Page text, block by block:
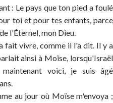
: Le pays que ton pied a foulé
toi et pour tes enfants, parce
l'Éternel, mon Dieu.
fait vivre, comme il l'a dit. Il y a
ainsi à Moïse, lorsqu'Israël
voici, je suis âgé
au jour où Moïse m'envoya ;